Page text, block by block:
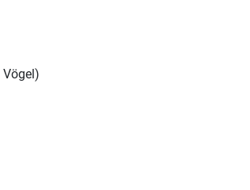
Vögel)